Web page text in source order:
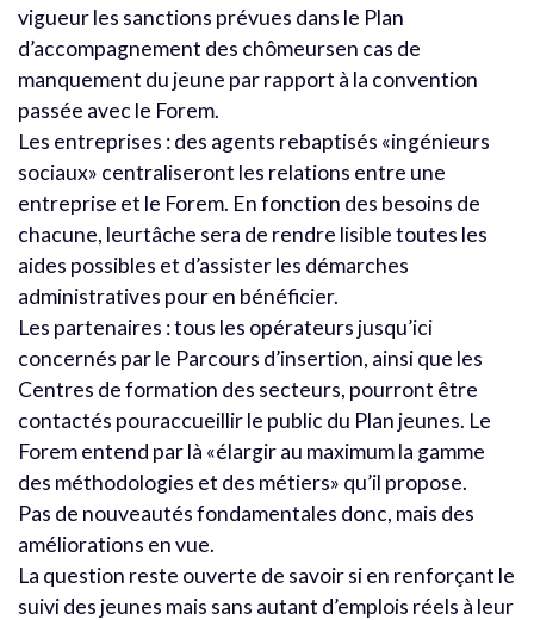
vigueur les sanctions prévues dans le Plan
d’accompagnement des chômeursen cas de
manquement du jeune par rapport à la convention
passée avec le Forem.
Les entreprises : des agents rebaptisés «ingénieurs
sociaux» centraliseront les relations entre une
entreprise et le Forem. En fonction des besoins de
chacune, leurtâche sera de rendre lisible toutes les
aides possibles et d’assister les démarches
administratives pour en bénéficier.
Les partenaires : tous les opérateurs jusqu’ici
concernés par le Parcours d’insertion, ainsi que les
Centres de formation des secteurs, pourront être
contactés pouraccueillir le public du Plan jeunes. Le
Forem entend par là «élargir au maximum la gamme
des méthodologies et des métiers» qu’il propose.
Pas de nouveautés fondamentales donc, mais des
améliorations en vue.
La question reste ouverte de savoir si en renforçant le
suivi des jeunes mais sans autant d’emplois réels à leur